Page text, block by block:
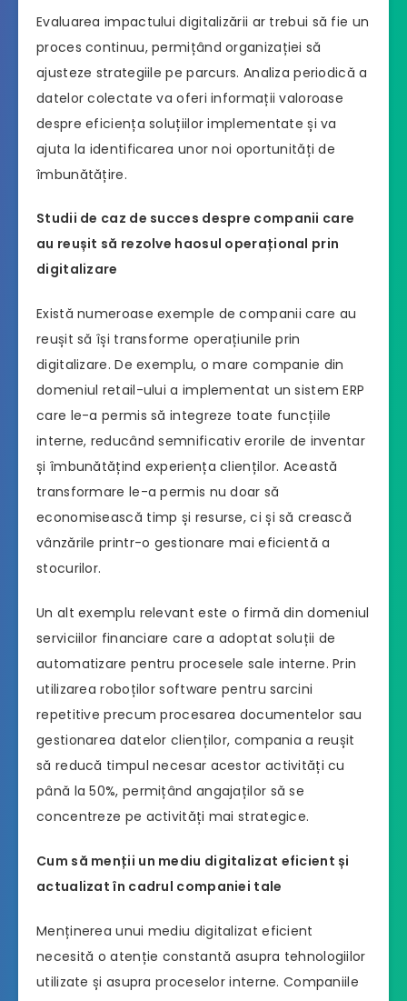
Evaluarea impactului digitalizării ar trebui să fie un
proces continuu, permițând organizației să
ajusteze strategiile pe parcurs. Analiza periodică a
datelor colectate va oferi informații valoroase
despre eficiența soluțiilor implementate și va
ajuta la identificarea unor noi oportunități de
îmbunătățire.
Studii de caz de succes despre companii care
au reușit să rezolve haosul operațional prin
digitalizare
Există numeroase exemple de companii care au
reușit să își transforme operațiunile prin
digitalizare. De exemplu, o mare companie din
domeniul retail-ului a implementat un sistem ERP
care le-a permis să integreze toate funcțiile
interne, reducând semnificativ erorile de inventar
și îmbunătățind experiența clienților. Această
transformare le-a permis nu doar să
economisească timp și resurse, ci și să crească
vânzările printr-o gestionare mai eficientă a
stocurilor.
Un alt exemplu relevant este o firmă din domeniul
serviciilor financiare care a adoptat soluții de
automatizare pentru procesele sale interne. Prin
utilizarea roboților software pentru sarcini
repetitive precum procesarea documentelor sau
gestionarea datelor clienților, compania a reușit
să reducă timpul necesar acestor activități cu
până la 50%, permițând angajaților să se
concentreze pe activități mai strategice.
Cum să menții un mediu digitalizat eficient și
actualizat în cadrul companiei tale
Menținerea unui mediu digitalizat eficient
necesită o atenție constantă asupra tehnologiilor
utilizate și asupra proceselor interne. Companiile